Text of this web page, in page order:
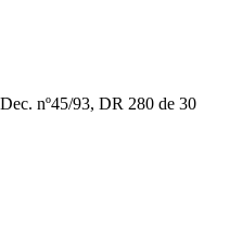
nº45/93, DR 280 de 30